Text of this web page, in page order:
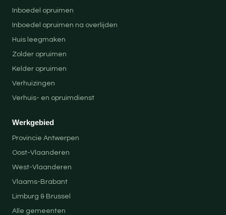
Inboedel opruimen
Inboedel opruimen na overlijden
Huis leegmaken
Zolder opruimen
Kelder opruimen
Verhuizingen
Verhuis- en opruimdienst
Werkgebied
Provincie Antwerpen
Oost-Vlaanderen
West-Vlaanderen
Vlaams-Brabant
Limburg & Brussel
Alle gemeenten